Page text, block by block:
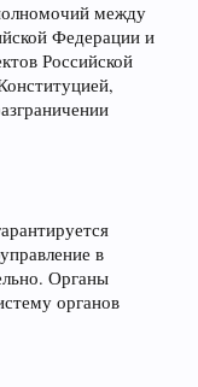
между
Федерации и
Российской
в
Органы
органов